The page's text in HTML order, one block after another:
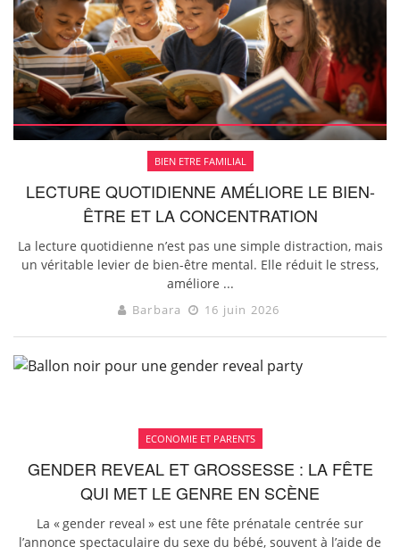
BIEN ETRE FAMILIAL
LECTURE QUOTIDIENNE AMÉLIORE LE BIEN-
ÊTRE ET LA CONCENTRATION
La lecture quotidienne n’est pas une simple distraction, mais
un véritable levier de bien-être mental. Elle réduit le stress,
améliore ...
Barbara 16 juin 2026
ECONOMIE ET PARENTS
GENDER REVEAL ET GROSSESSE : LA FÊTE
QUI MET LE GENRE EN SCÈNE
La « gender reveal » est une fête prénatale centrée sur
l’annonce spectaculaire du sexe du bébé, souvent à l’aide de